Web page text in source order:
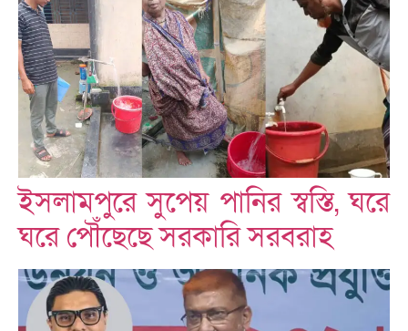
ইসলামপুরে সুপেয় পানির স্বস্তি, ঘরে
ঘরে পৌঁছেছে সরকারি সরবরাহ